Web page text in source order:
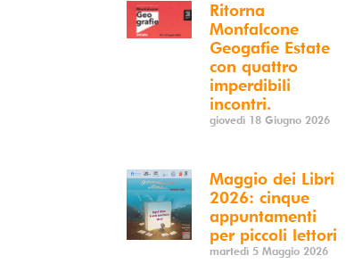
Ritorna
Monfalcone
Geogafie Estate
con quattro
imperdibili
incontri.
giovedì 18 Giugno 2026
Maggio dei Libri
2026: cinque
appuntamenti
per piccoli lettori
martedì 5 Maggio 2026